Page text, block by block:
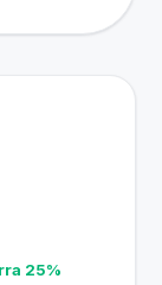
25%